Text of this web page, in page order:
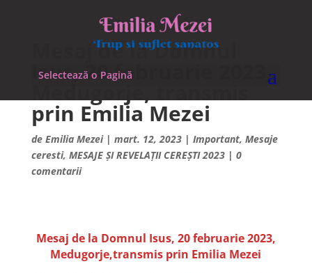
Selectează o Pagină
Mesaj de la Domnul
Isus, 20 februarie 2023,
prin Emilia Mezei
de Emilia Mezei| mart. 12, 2023| Important, Mesaje
ceresti, MESAJE ȘI REVELAȚII CEREȘTI 2023| 0
comentarii
Mesaj de la Domnul Isus, 20 februarie 2023,
Medugorje,transmis prin Emilia Mezei